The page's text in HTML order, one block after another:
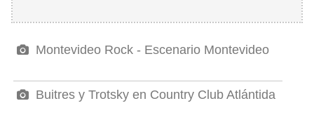
Montevideo Rock - Escenario Montevideo
Buitres y Trotsky en Country Club Atlántida